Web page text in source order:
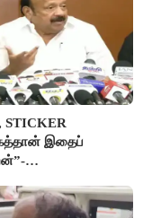
STICKER
இதைப்